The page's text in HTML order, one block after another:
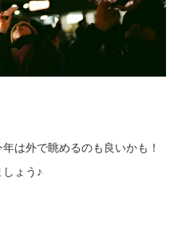
は外で眺めるのも良いかも！
ょう♪